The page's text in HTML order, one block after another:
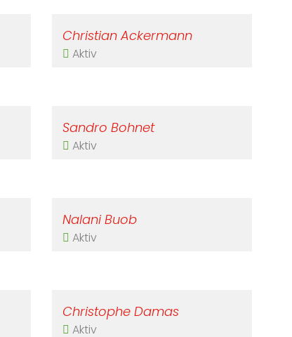
Christian Ackermann
Aktiv
Sandro Bohnet
Aktiv
Nalani Buob
Aktiv
Christophe Damas
Aktiv